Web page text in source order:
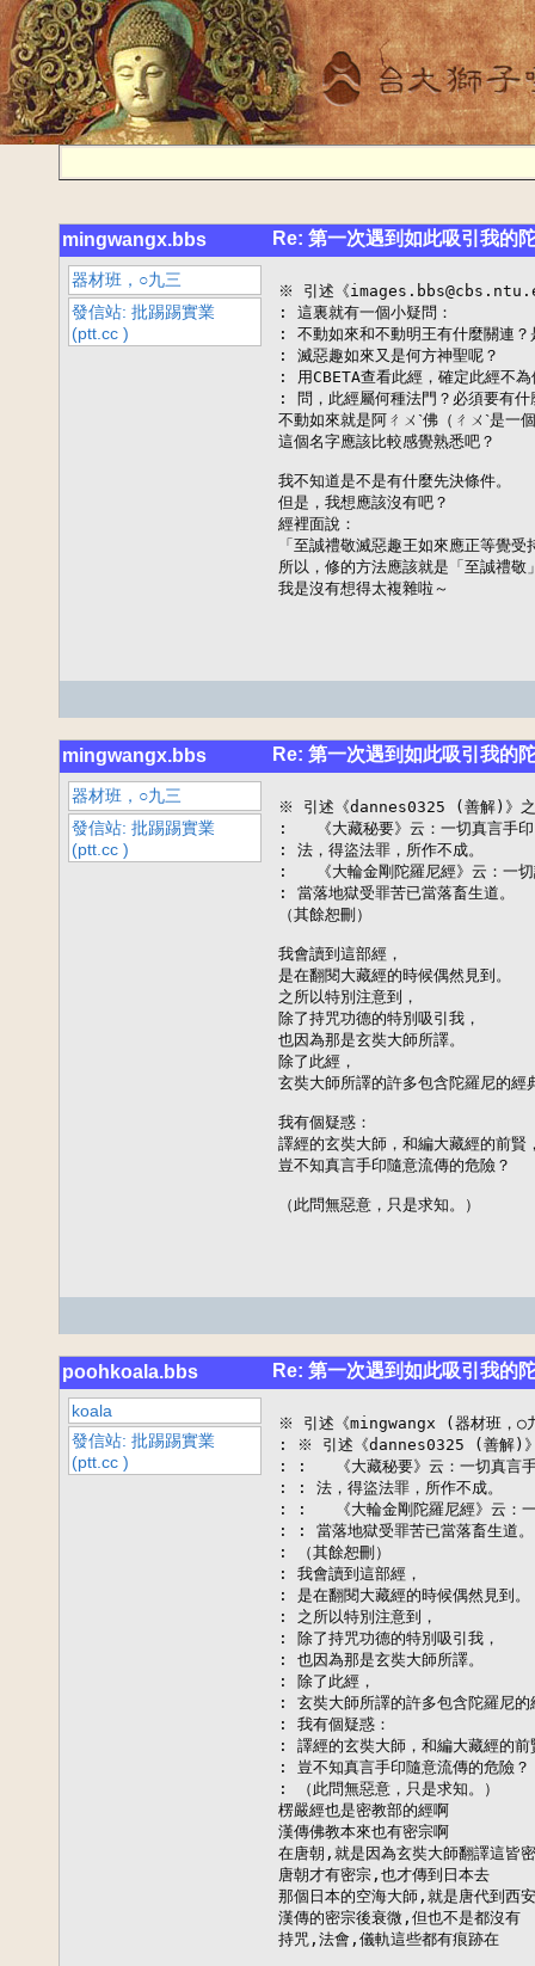
mingwangx.bbs Re: 第一次遇到如此吸引我的
器材班，○九三
發信站: 批踢踢實業
(ptt.cc )
※ 引述《
: 這裏就有一個小疑問：
: 不動如來和不動明王有什麼關連
: 滅惡趣如來又是何方神聖呢？
: 用CBETA查看此經，確定此經不
: 問，此經屬何種法門？必須要有什
不動如來就是阿ㄔㄨˋ佛（ㄔㄨˋ是一
這個名字應該比較感覺熟悉吧？
我不知道是不是有什麼先決條件。
但是，我想應該沒有吧？
經裡面說：
「至誠禮敬滅惡趣王如來應正等覺受
所以，修的方法應該就是「至誠禮敬
我是沒有想得太複雜啦～
mingwangx.bbs Re: 第一次遇到如此吸引我的
器材班，○九三
發信站: 批踢踢實業
(ptt.cc )
※ 引述《dannes0325 (善解)》之
:   《大藏秘要》云：一切真言手印
: 法，得盜法罪，所作不成。
:   《大輪金剛陀羅尼經》云：一切
: 當落地獄受罪苦已當落畜生道。
（其餘恕刪）
我會讀到這部經，
是在翻閱大藏經的時候偶然見到。
之所以特別注意到，
除了持咒功德的特別吸引我，
也因為那是玄奘大師所譯。
除了此經，
玄奘大師所譯的許多包含陀羅尼的經
我有個疑惑：
譯經的玄奘大師，和編大藏經的前賢
豈不知真言手印隨意流傳的危險？
（此問無惡意，只是求知。）
poohkoala.bbs Re: 第一次遇到如此吸引我的
koala
發信站: 批踢踢實業
(ptt.cc )
※ 引述《mingwangx (器材班，○
: ※ 引述《dannes0325 (善解)》
: :   《大藏秘要》云：一切真言手
: : 法，得盜法罪，所作不成。
: :   《大輪金剛陀羅尼經》云：一
: : 當落地獄受罪苦已當落畜生道。
: （其餘恕刪）
: 我會讀到這部經，
: 是在翻閱大藏經的時候偶然見到。
: 之所以特別注意到，
: 除了持咒功德的特別吸引我，
: 也因為那是玄奘大師所譯。
: 除了此經，
: 玄奘大師所譯的許多包含陀羅尼的
: 我有個疑惑：
: 譯經的玄奘大師，和編大藏經的前
: 豈不知真言手印隨意流傳的危險？
: （此問無惡意，只是求知。）
楞嚴經也是密教部的經啊
漢傳佛教本來也有密宗啊
在唐朝,就是因為玄奘大師翻譯這皆
唐朝才有密宗,也才傳到日本去
那個日本的空海大師,就是唐代到西
漢傳的密宗後衰微,但也不是都沒有
持咒,法會,儀軌這些都有痕跡在